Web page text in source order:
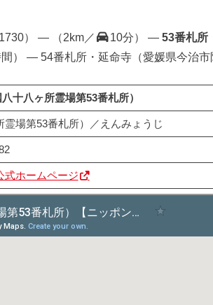
） — （2km／ 10分） — 53番札所
） — 54番札所・延命寺（愛媛県今治市
十八ヶ所霊場第53番札所）
場第53番札所）／えんみょうじ
式ホームページ